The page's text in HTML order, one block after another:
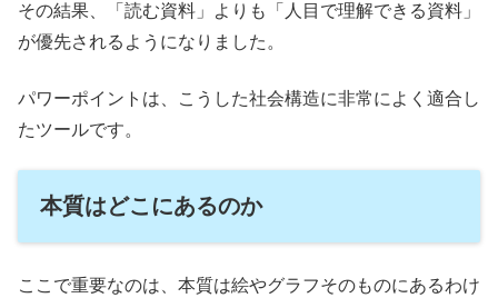
その結果、「読む資料」よりも「人目で理解できる資料」
が優先されるようになりました。
パワーポイントは、こうした社会構造に非常によく適合し
たツールです。
本質はどこにあるのか
ここで重要なのは、本質は絵やグラフそのものにあるわけ